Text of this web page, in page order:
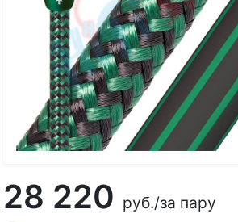
28 220 руб./за пару